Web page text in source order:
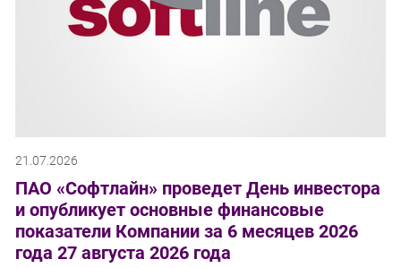
21.07.2026
ПАО «Софтлайн» проведет День инвестора
и опубликует основные финансовые
показатели Компании за 6 месяцев 2026
года 27 августа 2026 года